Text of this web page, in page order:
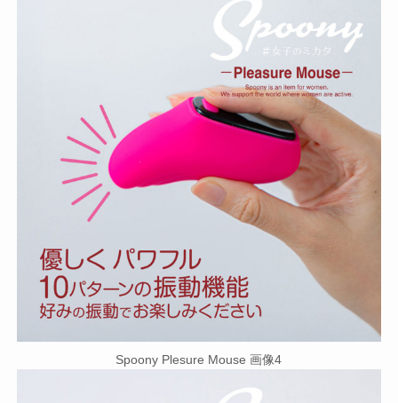
Spoony Plesure Mouse 画像4